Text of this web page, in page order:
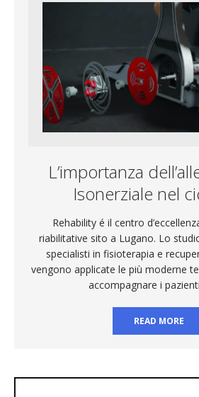
L’importanza
Isonerziale nel
Rehability é il centro
riabilitative sito a Lugano. Lo
specialisti in fisioterapia e
vengono applicate le più moderne
accompagnare i
READ MORE